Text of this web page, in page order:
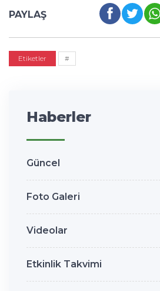
PAYLAŞ
Etiketler #
Haberler
Güncel
Foto Galeri
Videolar
Etkinlik Takvimi